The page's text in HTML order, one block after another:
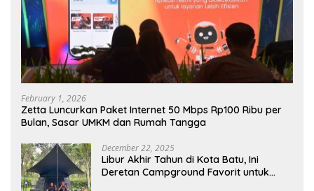
February 1, 2026
Zetta Luncurkan Paket Internet 50 Mbps Rp100 Ribu per
Bulan, Sasar UMKM dan Rumah Tangga
December 22, 2025
Libur Akhir Tahun di Kota Batu, Ini
Deretan Campground Favorit untuk